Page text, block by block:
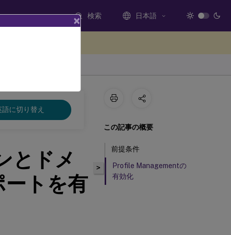
検索 日本語
語に切り替え
とドメ
トを有
>
この記事の概要
前提条件
Profile Managementの
有効化
×